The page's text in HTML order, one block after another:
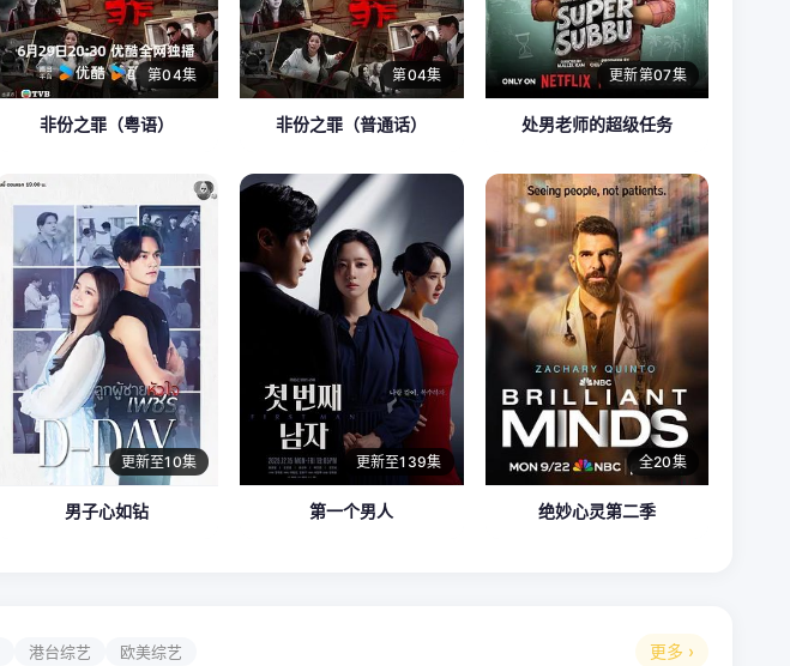
第04集
非份之罪（粤语）
第04集
非份之罪（普通话）
更新第07集
处男老师的超级任务
更新至10集
男子心如钻
更新至139集
第一个男人
全20集
绝妙心灵第二季
港台综艺 欧美综艺 更多 ›